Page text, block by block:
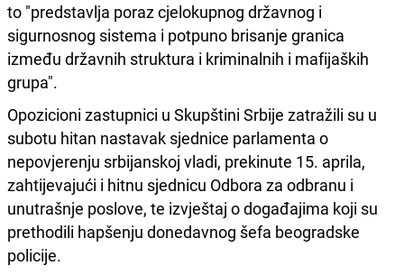
to "predstavlja poraz cjelokupnog državnog i
sigurnosnog sistema i potpuno brisanje granica
između državnih struktura i kriminalnih i mafijaških
grupa".
Opozicioni zastupnici u Skupštini Srbije zatražili su u
subotu hitan nastavak sjednice parlamenta o
nepovjerenju srbijanskoj vladi, prekinute 15. aprila,
zahtijevajući i hitnu sjednicu Odbora za odbranu i
unutrašnje poslove, te izvještaj o događajima koji su
prethodili hapšenju donedavnog šefa beogradske
policije.